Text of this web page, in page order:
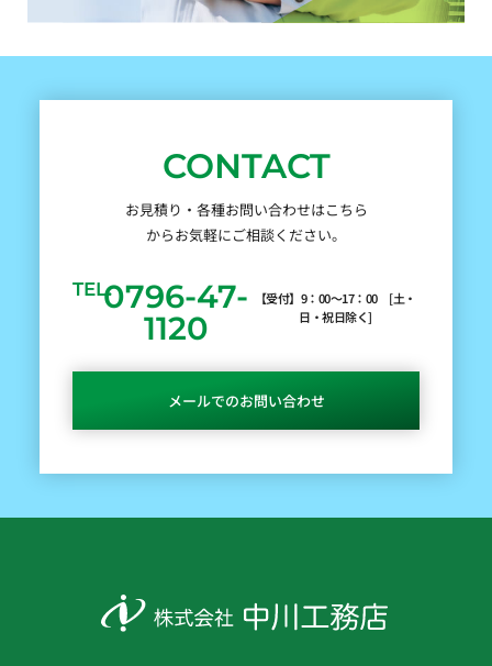
CONTACT
お見積り・各種お問い合わせはこちら
からお気軽にご相談ください。
TEL.0796-47-
1120
【受付】9：00～17：00 [土・
日・祝日除く]
メールでのお問い合わせ